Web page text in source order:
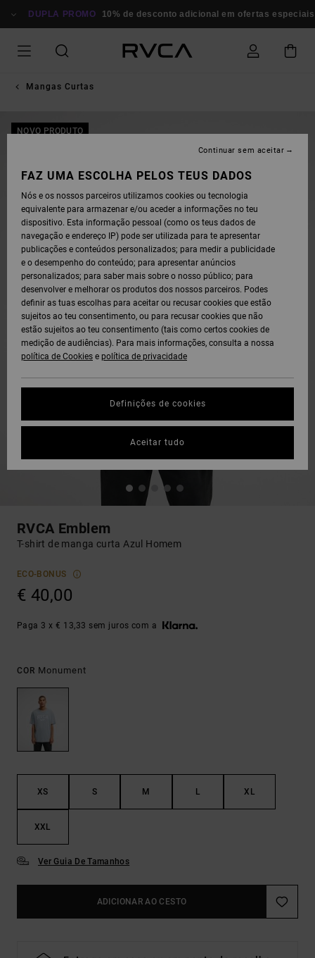
PARA
DUPLA PROMO 10% de desconto adicional em ofertas especiais
Mangas Curtas
NOVO PRODUTO
RVCA Emblem
T-shirt de manga curta Azul Homem
ECO-BONUS
€ 40,00
Paga 3 x € 13,33 sem juros com a
COR Monument
XS S M L XL
XXL
Ver Guia De Tamanhos
ADICIONAR AO CESTO
FAZ UMA ESCOLHA PELOS TEUS DADOS
Nós e os nossos parceiros utilizamos cookies ou tecnologia
equivalente para armazenar e/ou aceder a informações no teu
dispositivo. Esta informação pessoal (como os teus dados de
navegação e endereço IP) pode ser utilizada para te apresentar
publicações e conteúdos personalizados; para medir a publicidade
e o desempenho do conteúdo; para apresentar anúncios
personalizados; para saber mais sobre o nosso público; para
desenvolver e melhorar os produtos dos nossos parceiros. Podes
definir as tuas escolhas para aceitar ou recusar cookies que estão
sujeitos ao teu consentimento, ou para recusar cookies que não
estão sujeitos ao teu consentimento (tais como certos cookies de
medição de audiências). Para mais informações, consulta a nossa
política de Cookies e política de privacidade
Definições de cookies
Continuar sem aceitar
Aceitar tudo